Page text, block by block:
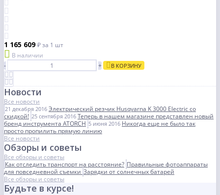
1 165 609₽за 1 шт
В наличии
-
+ В КОРЗИНУ
Новости
Все новости
21 декабря 2016 Электрический резчик Husqvarna K 3000 Electric со
скидкой! 25 сентября 2016 Теперь в нашем магазине представлен новый
бренд инструмента ATORCH 5 июня 2016 Никогда еще не было так
просто пропилить прямую линию
Все новости
Обзоры и советы
Все обзоры и советы
Как отследить транспорт на расстояние? Правильные фотоаппараты
для повседневной съемки Зарядки от солнечных батарей
Все обзоры и советы
Будьте в курсе!